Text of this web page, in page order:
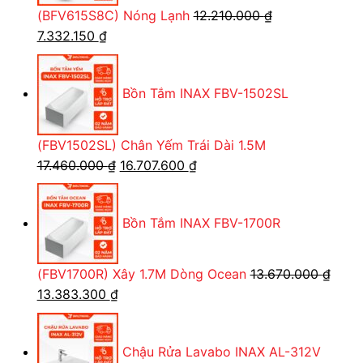
Tìm hiểu kỹ thông tin và quy trình lắp đặt chi tiết
trong sách hướng dẫn đi kèm;
Chuẩn bị đầy đủ dụng cụ cần thiết để tiến hành
lắp đặt.
(BFV615S8C) Nóng Lạnh 12.210.000₫
Giá
gốc
là:
12.210.000 ₫.
7.332.150 ₫Giá
hiện
tại
là:
7.332.150 ₫.
Bồn Tắm INAX FBV-1502SL
(FBV1502SL) Chân Yếm Trái Dài 1.5M
17.460.000₫ Giá
17.460.000 ₫.
16.707.600 ₫Giá
là:
Bồn Tắm INAX FBV-1700R
(FBV1700R) Xây 1.7M Dòng Ocean 13.670.000₫
Giá
gốc
là:
13.670.000 ₫.
13.383.300 ₫Giá
hiện
là:
Chậu Rửa Lavabo INAX AL-312V